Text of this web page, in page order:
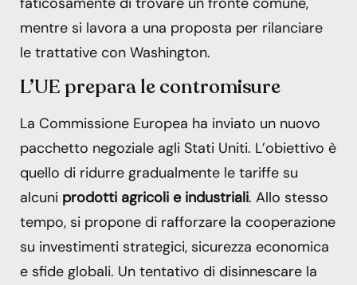
mentre si lavora a una proposta per rilanciare
le trattative con Washington.
L’UE prepara le contromisure
La Commissione Europea ha inviato un nuovo
pacchetto negoziale agli Stati Uniti. L’obiettivo è
quello di ridurre gradualmente le tariffe su
alcuni prodotti agricoli e industriali. Allo stesso
tempo, si propone di rafforzare la cooperazione
su investimenti strategici, sicurezza economica
e sfide globali. Un tentativo di disinnescare la